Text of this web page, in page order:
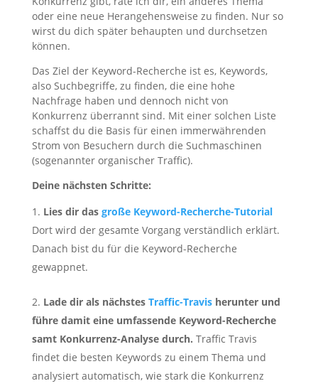
oder eine neue Herangehensweise zu finden. Nur so
wirst du dich später behaupten und durchsetzen
können.
Das Ziel der Keyword-Recherche ist es, Keywords,
also Suchbegriffe, zu finden, die eine hohe
Nachfrage haben und dennoch nicht von
Konkurrenz überrannt sind. Mit einer solchen Liste
schaffst du die Basis für einen immerwährenden
Strom von Besuchern durch die Suchmaschinen
(sogenannter organischer Traffic).
Deine nächsten Schritte:
Lies dir das große Keyword-Recherche-Tutorial
Dort wird der gesamte Vorgang verständlich erklärt.
Danach bist du für die Keyword-Recherche
gewappnet.
Lade dir als nächstes Traffic-Travisherunter und
führe damit eine umfassende Keyword-Recherche
samt Konkurrenz-Analyse durch. Traffic Travis
findet die besten Keywords zu einem Thema und
analysiert automatisch, wie stark die Konkurrenz